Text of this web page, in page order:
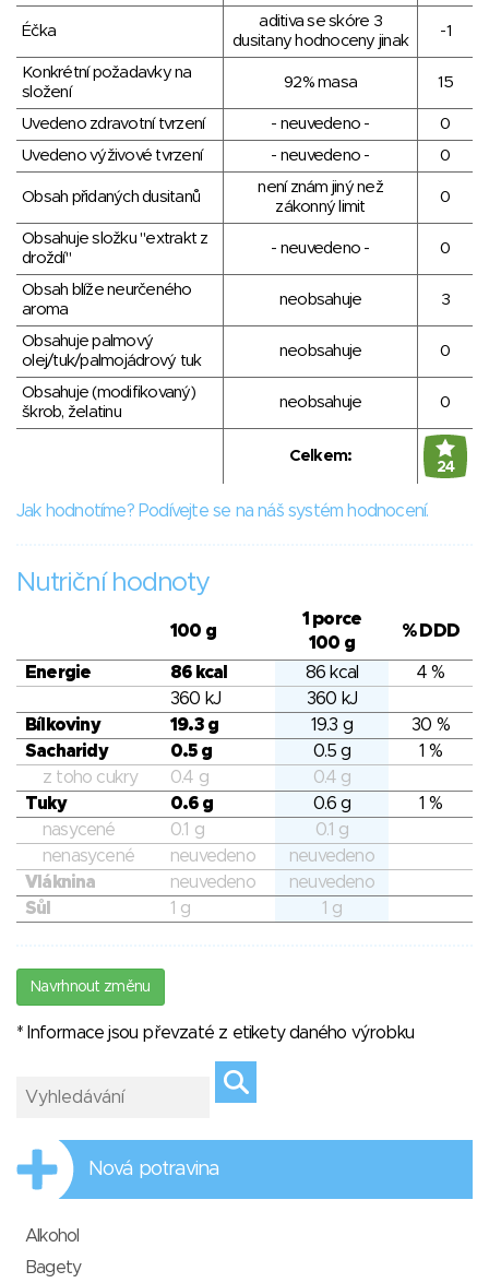
Éčka
aditiva se skóre 3
dusitany hodnoceny jinak
-1
Konkrétní požadavky na
složení
92% masa 15
Uvedeno zdravotní tvrzení - neuvedeno -
0
Uvedeno výživové tvrzení
- neuvedeno - 0
Obsah přidaných dusitanů
není znám jiný než
zákonný limit
0
Obsahuje složku "extrakt z
droždí"
- neuvedeno - 0
Obsah blíže neurčeného
aroma
neobsahuje 3
Obsahuje palmový
olej/tuk/palmojádrový tuk
neobsahuje 0
Obsahuje (modifikovaný)
škrob, želatinu
neobsahuje 0
Celkem:
24
Jak hodnotíme? Podívejte se na náš systém hodnocení.
Nutriční hodnoty
100 g
1 porce
100 g
% DDD
Energie 86 kcal 86 kcal
4 %
360 kJ
360 kJ
Bílkoviny
19.3 g 19.3 g
30 %
Sacharidy
0.5 g 0.5 g
1 %
z toho cukry
0.4 g
0.4 g
Tuky
0.6 g 0.6 g
1 %
nasycené
0.1 g
0.1 g
nenasycené
neuvedeno
neuvedeno
Vláknina
neuvedeno
neuvedeno
Sůl
1 g 1 g
Navrhnout změnu
* Informace jsou převzaté z etikety daného výrobku
Nová potravina
Alkohol
Bagety